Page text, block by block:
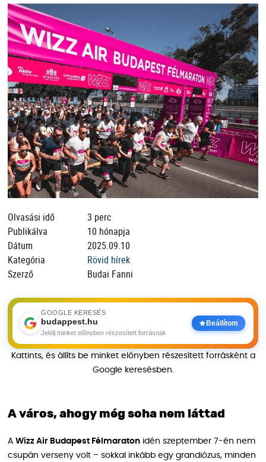
Olvasási idő
3 perc
Publikálva
10 hónapja
Dátum
2025.09.10
Kategória
Rövid hírek
Szerző
Budai Fanni
GOOGLE KERESÉS
budappest.hu
Jelölj minket előnyben részesített forrásnak
Beállítom
Kattints, és állíts be minket előnyben részesített forrásként a
Google keresésben.
A város, ahogy még soha nem láttad
A Wizz Air Budapest Félmaraton idén szeptember 7-én nem
csupán verseny volt – sokkal inkább egy grandiózus, minden